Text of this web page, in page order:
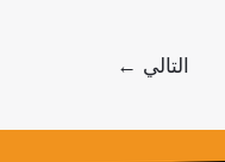
التالي ←